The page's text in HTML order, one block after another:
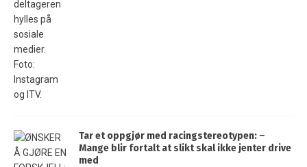
Tar et oppgjør med racingstereotypen: –
Mange blir fortalt at slikt skal ikke jenter drive
med